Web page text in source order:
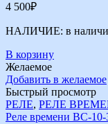
4 500₽
НАЛИЧИЕ: в
В корзину
Желаемое
Добавить в желаемое
Быстрый просмотр
РЕЛЕ, РЕЛЕ
Реле времени ВС-